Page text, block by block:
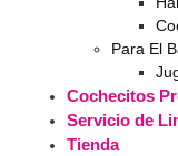
Para El
Cochecitos
Servicio de
Tienda